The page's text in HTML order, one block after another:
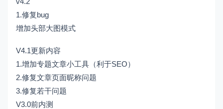
1.修复bug
增加头部大图模式
V4.1更新内容
1.增加专题文章小工具（利于SEO）
2.修复文章页面昵称问题
3.修复若干问题
V3.0前内测